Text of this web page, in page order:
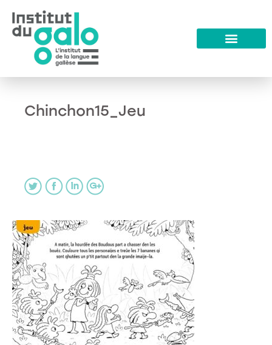
Chinchon15_Jeu